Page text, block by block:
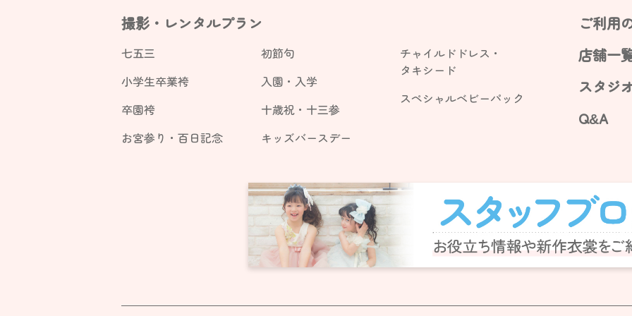
撮影・レンタルプラン
七五三
小学生卒業袴
卒園袴
お宮参り・百日記念
初節句
入園・入学
十歳祝・十三参
キッズバースデー
チャイルドドレス・
タキシード
スペシャルベビーパック
ご利用
店舗一
スタジ
Q&A